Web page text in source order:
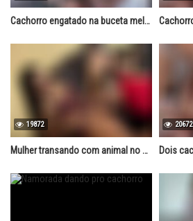
Cachorro engatado na buceta melada
19872
Mulher transando com animal no quarto
20672
Dois